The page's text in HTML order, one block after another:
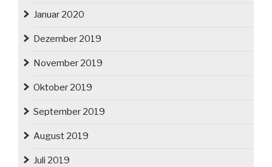
Januar 2020
Dezember 2019
November 2019
Oktober 2019
September 2019
August 2019
Juli 2019